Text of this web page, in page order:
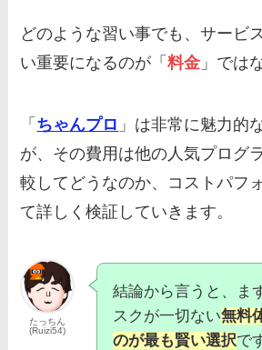
どのような習い事でも、サービ
い重要になるのが「料金 」では
「 ちゃんプロ 」は非常に魅力的
が、その費用は他の人気プログ
較してどうなのか、コストパフ
て詳しく検証していきます。
たっちん
(Ruizi54)
結論から言うと、ま
スクが一切ない無料
のが最も賢い選択で